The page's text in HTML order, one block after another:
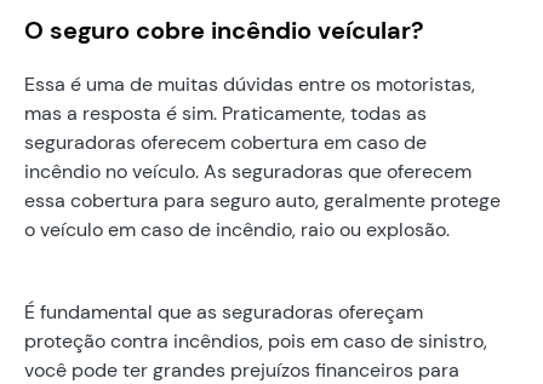
O seguro cobre incêndio veícular?
Essa é uma de muitas dúvidas entre os motoristas,
mas a resposta é sim. Praticamente, todas as
seguradoras oferecem cobertura em caso de
incêndio no veículo. As seguradoras que oferecem
essa cobertura para seguro auto, geralmente protege
o veículo em caso de incêndio, raio ou explosão.
É fundamental que as seguradoras ofereçam
proteção contra incêndios, pois em caso de sinistro,
você pode ter grandes prejuízos financeiros para